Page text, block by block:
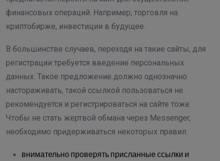
финансовых операций. Например, торговля на
криптобирже, инвестиции в будущее.
В большинстве случаев, переходя на такие сайты, для
регистрации требуется введение персональных
данных. Такое предложение должно однозначно
настораживать, такой ссылкой пользоваться не
рекомендуется и регистрироваться на сайте тоже.
Чтобы не стать жертвой обмана через Messenger,
необходимо придерживаться некоторых правил:
внимательно проверять присланные ссылки и